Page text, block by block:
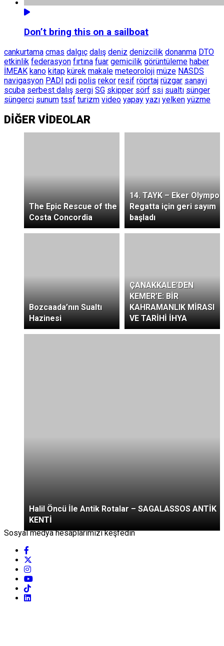
Don’t bring this on a sailboat
cankurtama cmas dalgıç dalış deniz denizcilik donanma DTO
etkinlik federasyon fırtına fuar gemicilik görüntüleme haber
İMEAK kano kitap kürek makale meteoroloji müze NASDS
navigasyon PADI pdi polis rekor resif röprtaj rüzgar sanayi
scuba serbest dalış sergi SG skipper sörf ssi sualtı sünger
süngerci sunum tssf turizm video yapay yazı yelken yüzme
DİĞER VİDEOLAR
The Epic Rescue of the
Costa Concordia
14. TAYK – Eker Olympos
Regatta için geri sayım
başladı
Bozcaada’nın Sualtı
Hazinesi
ÇANAKKALE’DEN
KEMER’E: BİR
KAHRAMANLIK MİRASI
VE TARİHİ İHYA
Halil Öncü İle Antik Rotalar – SAGALASSOS ANTİK
KENTİ
Sosyal medya hesaplarımızı keşfedin